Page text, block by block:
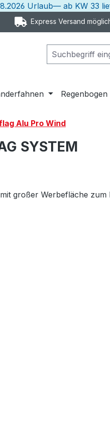
Urlaub— ab KW 33
Express Versand
Alu Pro Wind
SYSTEM